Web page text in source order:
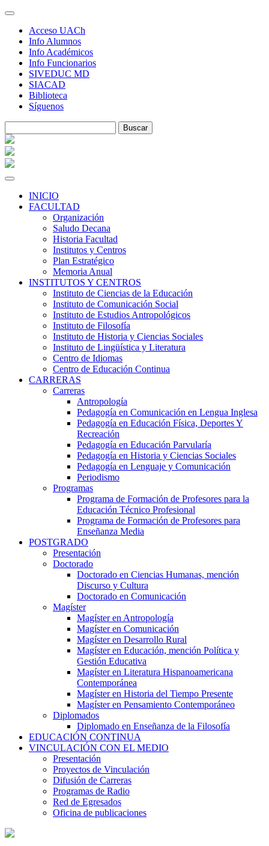
Skip
contentAcceso UACh
Info Alumnos
Info Académicos
Info Funcionarios
SIVEDUC MD
SIACAD
Biblioteca
Síguenos
INICIO
FACULTAD
Organización
Saludo Decana
Historia Facultad
Institutos y Centros
Plan Estratégico
Memoria Anual
INSTITUTOS Y CENTROS
Instituto de Ciencias de la Educación
Instituto de Comunicación Social
Instituto de Estudios Antropológicos
Instituto de Filosofía
Instituto de Historia y Ciencias Sociales
Instituto de Lingüística y Literatura
Centro de Idiomas
Centro de Educación Continua
CARRERAS
Carreras
Antropología
Pedagogía en Comunicación en Lengua Inglesa
Pedagogía en Educación Física, Deportes Y
Recreación
Pedagogía en Educación Parvularía
Pedagogía en Historia y Ciencias Sociales
Pedagogía en Lenguaje y Comunicación
Periodismo
Programas
Programa de Formación de Profesores para la
Educación Técnico Profesional
Programa de Formación de Profesores para
Enseñanza Media
POSTGRADO
Presentación
Doctorado
Doctorado en Ciencias Humanas, mención
Discurso y Cultura
Doctorado en Comunicación
Magíster
Magíster en Antropología
Magíster en Comunicación
Magíster en Desarrollo Rural
Magíster en Educación, mención Política y
Gestión Educativa
Magíster en Literatura Hispanoamericana
Contemporánea
Magíster en Historia del Tiempo Presente
Magíster en Pensamiento Contemporáneo
Diplomados
Diplomado en Enseñanza de la Filosofía
EDUCACIÓN CONTINUA
VINCULACIÓN CON EL MEDIO
Presentación
Proyectos de Vinculación
Difusión de Carreras
Programas de Radio
Red de Egresados
Oficina de publicaciones